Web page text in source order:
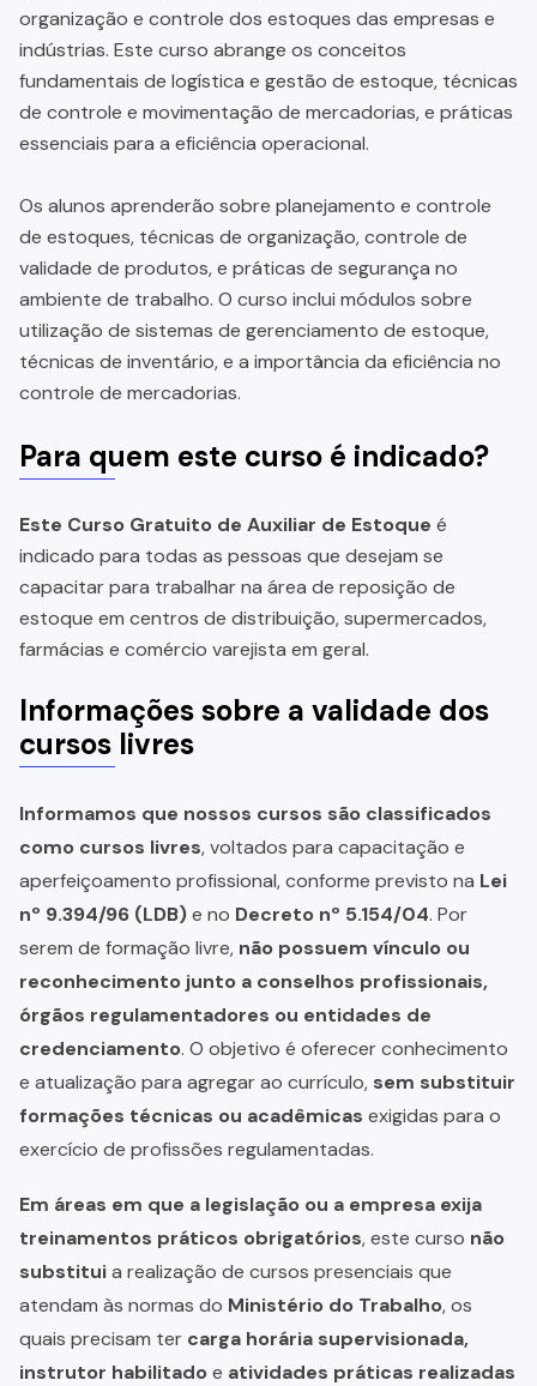
organização e controle dos estoques das empresas e
indústrias. Este curso abrange os conceitos
fundamentais de logística e gestão de estoque, técnicas
de controle e movimentação de mercadorias, e práticas
essenciais para a eficiência operacional.
Os alunos aprenderão sobre planejamento e controle
de estoques, técnicas de organização, controle de
validade de produtos, e práticas de segurança no
ambiente de trabalho. O curso inclui módulos sobre
utilização de sistemas de gerenciamento de estoque,
técnicas de inventário, e a importância da eficiência no
controle de mercadorias.
Para quem este curso é indicado?
Este Curso Gratuito de Auxiliar de Estoque é
indicado para todas as pessoas que desejam se
capacitar para trabalhar na área de reposição de
estoque em centros de distribuição, supermercados,
farmácias e comércio varejista em geral.
Informações sobre a validade dos
cursos livres
Informamos que nossos cursos são classificados
como cursos livres, voltados para capacitação e
aperfeiçoamento profissional, conforme previsto na Lei
nº 9.394/96 (LDB)e no Decreto nº 5.154/04. Por
serem de formação livre, não possuem vínculo ou
reconhecimento junto a conselhos profissionais,
órgãos regulamentadores ou entidades de
credenciamento. O objetivo é oferecer conhecimento
e atualização para agregar ao currículo, sem substituir
formações técnicas ou acadêmicas exigidas para o
exercício de profissões regulamentadas.
Em áreas em que a legislação ou a empresa exija
treinamentos práticos obrigatórios, este curso não
substituia realização de cursos presenciais que
atendam às normas do Ministério do Trabalho, os
quais precisam ter carga horária supervisionada,
instrutor habilitadoe atividades práticas realizadas